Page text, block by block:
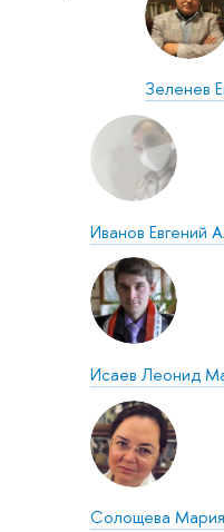
Зеленев
Иванов Евгений
Исаев Леонид
Солощева